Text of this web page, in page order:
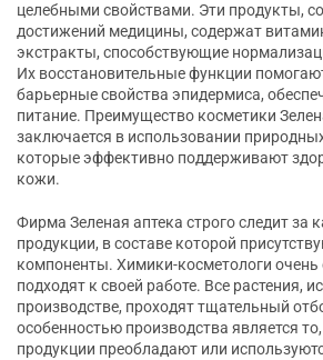
целебными свойствами. Эти продукты,
достижений медицины, содержат
экстракты, способствующие
Их восстановительные функции
барьерные свойства эпидермиса,
питание. Преимущество косметики
заключается в использовании
которые эффективно поддерживают
кожи.
Фирма Зеленая аптека строго следит за
продукции, в составе которой
компоненты. Химики-косметологи очень
подходят к своей работе. Все растения,
производстве, проходят тщательный
особенностью производства является
продукции преобладают или